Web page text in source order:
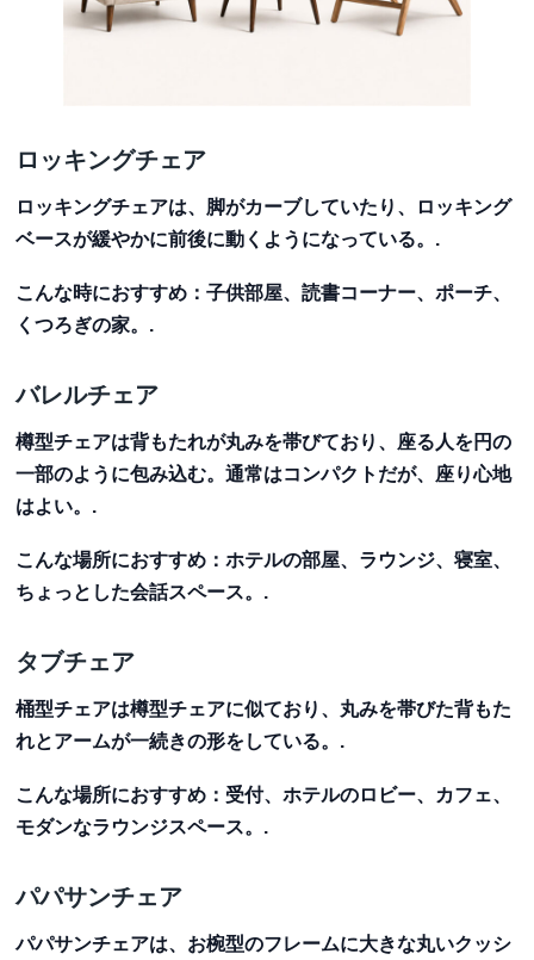
ロッキングチェア
ロッキングチェアは、脚がカーブしていたり、ロッキング
ベースが緩やかに前後に動くようになっている。.
こんな時におすすめ ：子供部屋、読書コーナー、ポーチ、
くつろぎの家。.
バレルチェア
樽型チェアは背もたれが丸みを帯びており、座る人を円の
一部のように包み込む。通常はコンパクトだが、座り心地
はよい。.
こんな場所におすすめ ：ホテルの部屋、ラウンジ、寝室、
ちょっとした会話スペース。.
タブチェア
桶型チェアは樽型チェアに似ており、丸みを帯びた背もた
れとアームが一続きの形をしている。.
こんな場所におすすめ ：受付、ホテルのロビー、カフェ、
モダンなラウンジスペース。.
パパサンチェア
パパサンチェアは、お椀型のフレームに大きな丸いクッシ